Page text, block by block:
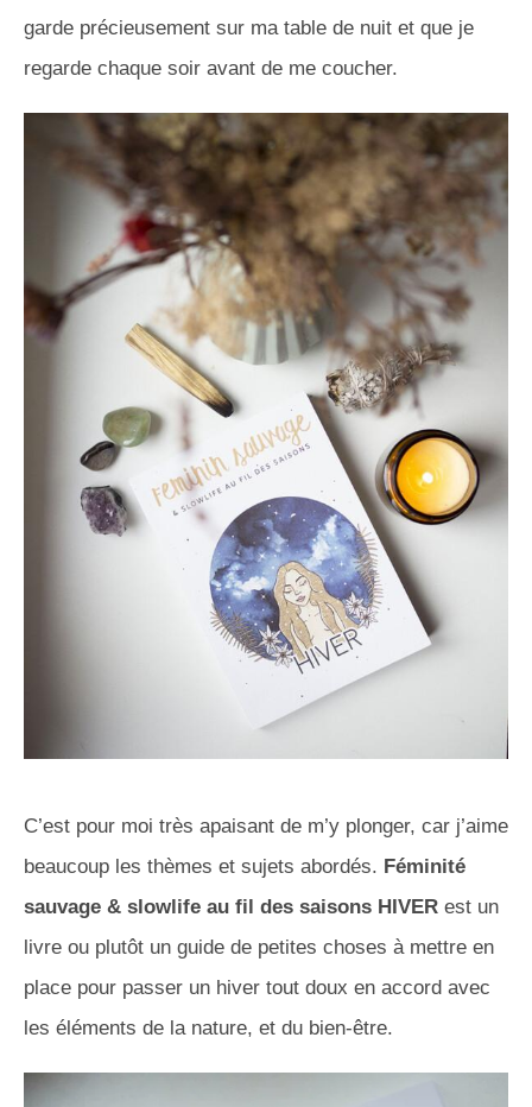
garde précieusement sur ma table de nuit et que je
regarde chaque soir avant de me coucher.
C’est pour moi très apaisant de m’y plonger, car j’aime
beaucoup les thèmes et sujets abordés. Féminité
sauvage & slowlife au fil des saisons HIVER est un
livre ou plutôt un guide de petites choses à mettre en
place pour passer un hiver tout doux en accord avec
les éléments de la nature, et du bien-être.